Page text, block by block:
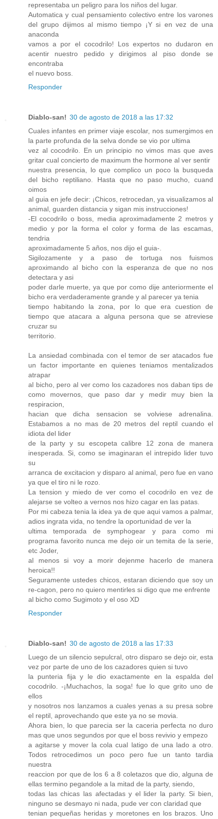
representaba un peligro para los niños del lugar.
Automatica y cual pensamiento colectivo entre los varones
del grupo dijimos al mismo tiempo ¡Y si en vez de una
anaconda
vamos a por el cocodrilo! Los expertos no dudaron en
acentir nuestro pedido y dirigimos al piso donde se
encontraba
el nuevo boss.
Responder
Diablo-san! 30 de agosto de 2018 a las 17:32
Cuales infantes en primer viaje escolar, nos sumergimos en
la parte profunda de la selva donde se vio por ultima
vez al cocodrilo. En un principio no vimos mas que aves
gritar cual concierto de maximum the hormone al ver sentir
nuestra presencia, lo que complico un poco la busqueda
del bicho reptiliano. Hasta que no paso mucho, cuand
oimos
al guia en jefe decir: ¡Chicos, retrocedan, ya visualizamos al
animal, guarden distancia y sigan mis instrucciones!
-El cocodrilo o boss, media aproximadamente 2 metros y
medio y por la forma el color y forma de las escamas,
tendria
aproximadamente 5 años, nos dijo el guia-.
Sigilozamente y a paso de tortuga nos fuismos
aproximando al bicho con la esperanza de que no nos
detectara y asi
poder darle muerte, ya que por como dije anteriormente el
bicho era verdaderamente grande y al parecer ya tenia
tiempo habitando la zona, por lo que era cuestion de
tiempo que atacara a alguna persona que se atreviese
cruzar su
territorio.
La ansiedad combinada con el temor de ser atacados fue
un factor importante en quienes teniamos mentalizados
atrapar
al bicho, pero al ver como los cazadores nos daban tips de
como movernos, que paso dar y medir muy bien la
respiracion,
hacian que dicha sensacion se volviese adrenalina.
Estabamos a no mas de 20 metros del reptil cuando el
idiota del lider
de la party y su escopeta calibre 12 zona de manera
inesperada. Si, como se imaginaran el intrepido lider tuvo
su
arranca de excitacion y disparo al animal, pero fue en vano
ya que el tiro ni le rozo.
La tension y miedo de ver como el cocodrilo en vez de
alejarse se volteo a vernos nos hizo cagar en las patas.
Por mi cabeza tenia la idea ya de que aqui vamos a palmar,
adios ingrata vida, no tendre la oportunidad de ver la
ultima temporada de symphogear y para como mi
programa favorito nunca me dejo oir un temita de la serie,
etc Joder,
al menos si voy a morir dejenme hacerlo de manera
heroica!!
Seguramente ustedes chicos, estaran diciendo que soy un
re-cagon, pero no quiero mentirles si digo que me enfrente
al bicho como Sugimoto y el oso XD
Responder
Diablo-san! 30 de agosto de 2018 a las 17:33
Luego de un silencio sepulcral, otro disparo se dejo oir, esta
vez por parte de uno de los cazadores quien si tuvo
la punteria fija y le dio exactamente en la espalda del
cocodrilo. -¡Muchachos, la soga! fue lo que grito uno de
ellos
y nosotros nos lanzamos a cuales yenas a su presa sobre
el reptil, aprovechando que este ya no se movia.
Ahora bien, lo que parecia ser la caceria perfecta no duro
mas que unos segundos por que el boss revivio y empezo
a agitarse y mover la cola cual latigo de una lado a otro.
Todos retrocedimos un poco pero fue un tanto tardia
nuestra
reaccion por que de los 6 a 8 coletazos que dio, alguna de
ellas termino pegandole a la mitad de la party, siendo,
todas las chicas las afectadas y el lider la party. Si bien,
ninguno se desmayo ni nada, pude ver con claridad que
tenian pequeñas heridas y moretones en los brazos. Uno